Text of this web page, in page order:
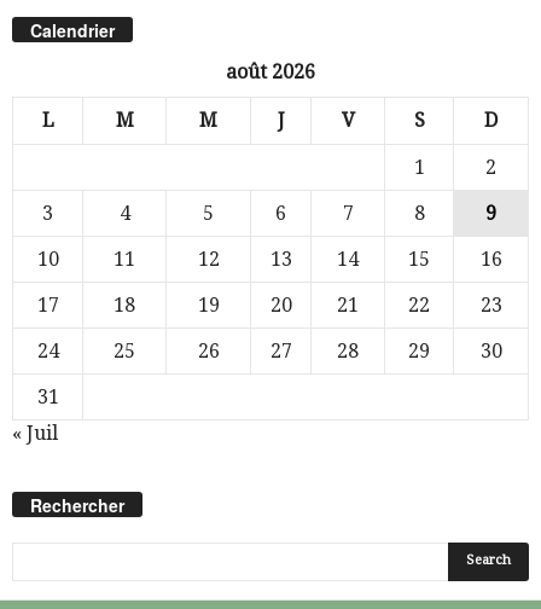
Calendrier
août 2026
L M M J V S D
1
2
3
4 5 6 7 8
9
10
11 12 13 14 15
16
17
18 19 20 21 22
23
24
25 26 27 28 29
30
31
« Juil
Rechercher